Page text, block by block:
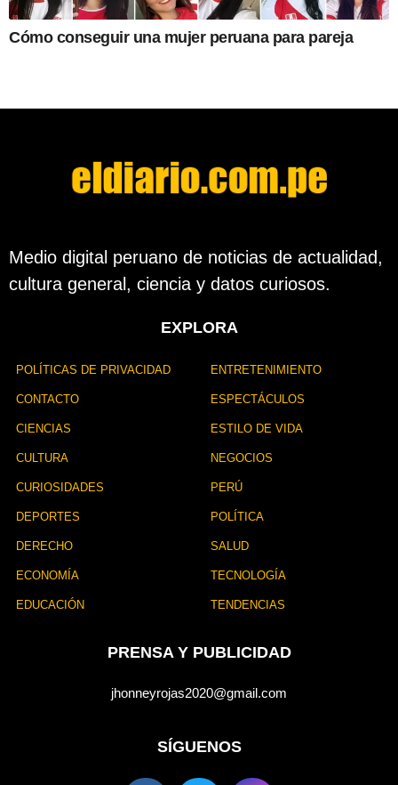
Cómo conseguir una mujer peruana para pareja
Medio digital peruano de noticias de actualidad,
cultura general, ciencia y datos curiosos.
EXPLORA
POLÍTICAS DE PRIVACIDAD
CONTACTO
CIENCIAS
CULTURA
CURIOSIDADES
DEPORTES
DERECHO
ECONOMÍA
EDUCACIÓN
ENTRETENIMIENTO
ESPECTÁCULOS
ESTILO DE VIDA
NEGOCIOS
PERÚ
POLÍTICA
SALUD
TECNOLOGÍA
TENDENCIAS
PRENSA Y PUBLICIDAD
jhonneyrojas2020@gmail.com
SÍGUENOS